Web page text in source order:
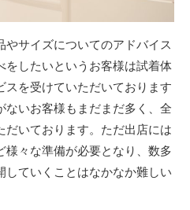
サイズについてのアドバイス
をしたいというお客様は試着体
を受けていただいております
ないお客様もまだまだ多く、全
だいております。ただ出店には
様々な準備が必要となり、数多
していくことはなかなか難しい